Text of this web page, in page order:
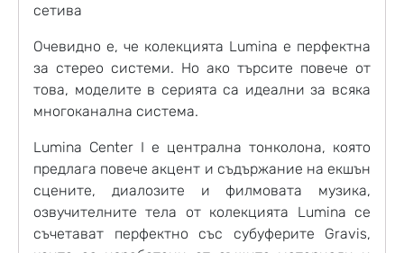
сетива
Очевидно е, че колекцията Lumina е перфектна
за стерео системи. Но ако търсите повече от
това, моделите в серията са идеални за всяка
многоканална система.
Lumina Center I е централна тонколона, която
предлага повече акцент и съдържание на екшън
сцените, диалозите и филмовата музика,
озвучителните тела от колекцията Lumina се
съчетават перфектно със субуферите Gravis,